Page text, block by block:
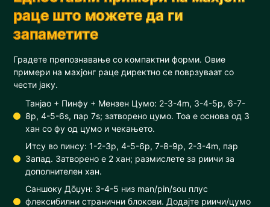
раце што можете да ги
запаметите
Градете препознавање со компактни форми. Овие
примери на махјонг раце директно се поврзуваат со
чести јаку.
Танјао + Пинфу + Мензен Цумо: 2-3-4m, 3-4-5p, 6-7-
8p, 4-5-6s, пар 7s; затворено цумо. Тоа е основа од 3
хан со фу од цумо и чекањето.
Итсу во пинсу: 1-2-3p, 4-5-6p, 7-8-9p, 2-3-4m, пар
Запад. Затворено е 2 хан; размислете за риичи за
дополнителен хан.
Саншоку Дōџун: 3-4-5 низ man/pin/sou плус
флексибилни странични блокови. Додајте риичи/цумо